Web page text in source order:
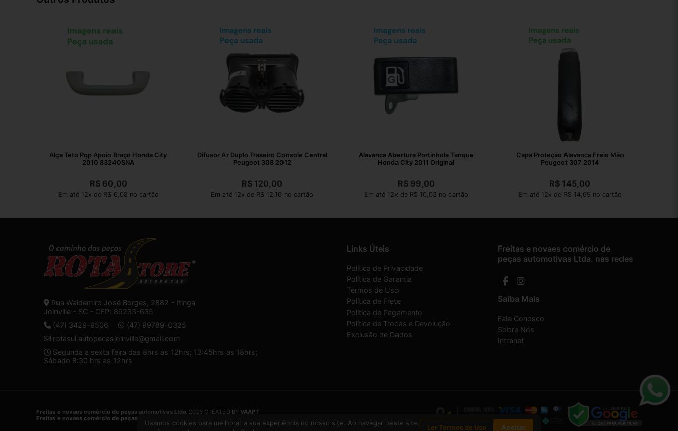
Alça Teto Pqp Apoio Braço Honda City
2010 83240SNA
R$60,00
Em até 12x de R$ 6,08 no cartão
Difusor Ar Duplo Traseiro Console Central
Peugeot 308 2012
R$ 120,00
Em até 12x de R$ 12,16 no cartão
Alavanca Abertura Portinhola Tanque
Honda City 2011 Original
R$99,00
Em até 12x de R$ 10,03 no cartão
Capa Proteção Alavanca Freio Mão
Peugeot 307 2014
R$ 145,00
Em até 12x de R$ 14,69 no cartão
Rua Waldemiro José Borges, 2882 - Itinga
Joinville - SC - CEP: 89233-635
(47) 3429-9506
(47) 99789-0325
rotasul.autopecasjoinville@gmail.com
Segunda a sexta feira das 8hrs as 12hrs; 13:45hrs as 18hrs;
Sábado 8:30 hrs as 12hrs
Links Úteis
Política de Privacidade
Política de Garantia
Termos de Uso
Política de Frete
Política de Pagamento
Política de Trocas e Devolução
Exclusão de Dados
Freitas e novaes comércio de
peças automotivas Ltda. nas redes
Saiba Mais
Fale Conosco
Sobre Nós
Intranet
Freitas e novaes comércio de peças automotivas Ltda. 2026 CREATED BY VAAPT
Freitas e novaes comércio de peças automotivas Ltda.
Usamos cookies para melhorar a sua experiência no nosso site. Ao navegar neste site,
Ler Termos de Uso Aceitar